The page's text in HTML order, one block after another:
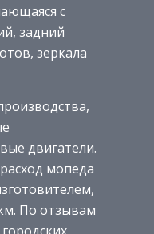
с
задний
зеркала
двигатели.
мопеда
По отзывам